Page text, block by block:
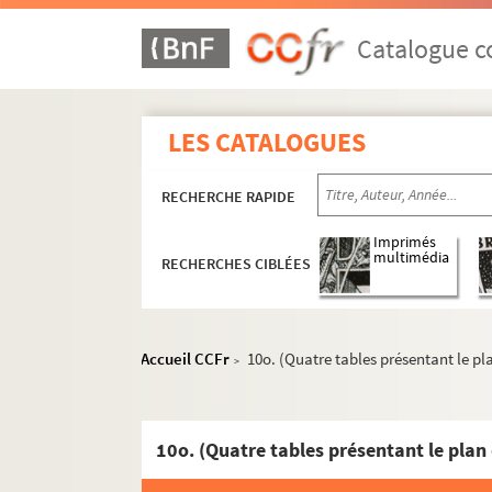
Catalogue
LES CATALOGUES
RECHERCHE RAPIDE
RECHERCHES CIBLÉES
Imprimés
multimédia
Accueil CCFr > 10o. (Quatre tables présentant le
1798. La Concordance de l'Apocalipse, ou
1799. (Recueil)
1801. Difference des trois sistemes :
1802. (Instructions pour des
1803. (Recueil)
1805. Oratoriæ Institutiones, a patre
1806. (Recueil)
1810. (Recueil)
1811. Entretiens pour les Ordinans